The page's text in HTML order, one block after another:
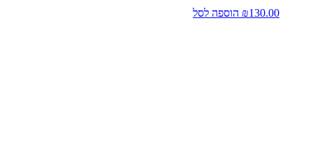
₪130.00 הוספה לסל